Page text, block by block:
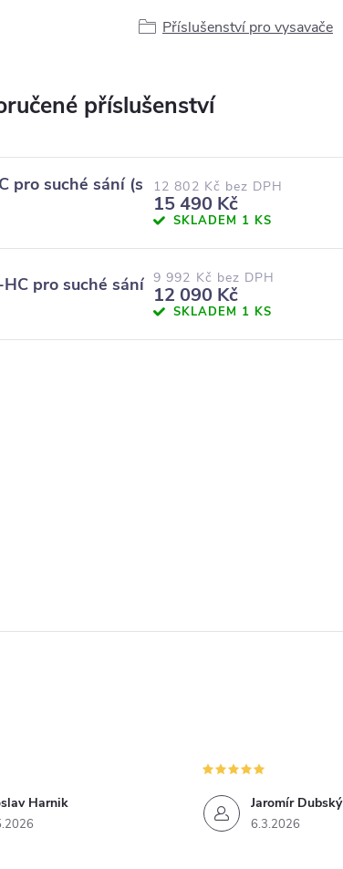
Příslušenství pro vysavače
pro suché sání (s
12 802 Kč bez DPH
15 490 Kč
SKLADEM 1 KS
pro suché sání 9 992 Kč bez DPH
12 090 Kč
SKLADEM 1 KS
Harnik Jaromír Dubský
6.3.2026